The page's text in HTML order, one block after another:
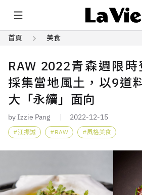
首頁 美食
RAW 2022青森週限
採集當地風土，以9道
大「永續」面向
by Izzie Pang 2022-12-15
江振誠 RAW 風格美食